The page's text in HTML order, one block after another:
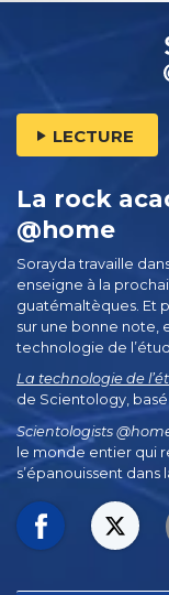
LECTURE
La rock
@home
Sorayda travaille
enseigne à la
guatémaltèques. Et
sur une bonne note,
technologie de
La technologie de
de Scientology,
Scientologists
le monde entier qui
s’épanouissent dans